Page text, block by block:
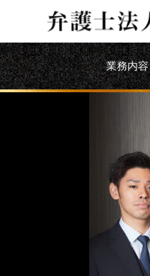
業務内容